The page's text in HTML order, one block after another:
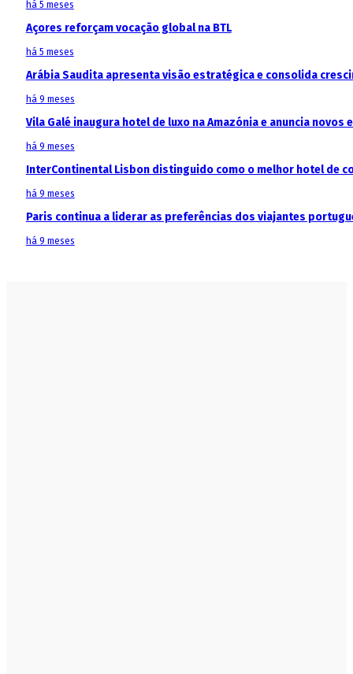
há 5 meses
Açores reforçam vocação global na BTL
há 5 meses
Arábia Saudita apresenta visão estratégica e consolida
há 9 meses
Vila Galé inaugura hotel de luxo na Amazónia e anuncia
há 9 meses
InterContinental Lisbon distinguido como o melhor hotel de
há 9 meses
Paris continua a liderar as preferências dos viajantes
há 9 meses